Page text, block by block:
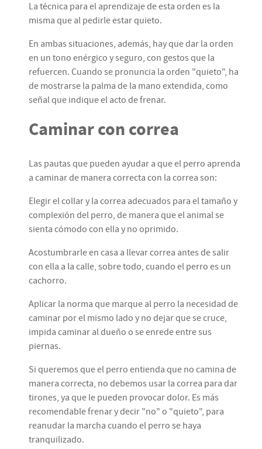
La técnica para el aprendizaje de esta orden es la
misma que al pedirle estar quieto.
En ambas situaciones, además, hay que dar la orden
en un tono enérgico y seguro, con gestos que la
refuercen. Cuando se pronuncia la orden "quieto", ha
de mostrarse la palma de la mano extendida, como
señal que indique el acto de frenar.
Caminar con correa
Las pautas que pueden ayudar a que el perro aprenda
a caminar de manera correcta con la correa son:
Elegir el collar y la correa adecuados para el tamaño y
complexión del perro, de manera que el animal se
sienta cómodo con ella y no oprimido.
Acostumbrarle en casa a llevar correa antes de salir
con ella a la calle, sobre todo, cuando el perro es un
cachorro.
Aplicar la norma que marque al perro la necesidad de
caminar por el mismo lado y no dejar que se cruce,
impida caminar al dueño o se enrede entre sus
piernas.
Si queremos que el perro entienda que no camina de
manera correcta, no debemos usar la correa para dar
tirones, ya que le pueden provocar dolor. Es más
recomendable frenar y decir "no" o "quieto", para
reanudar la marcha cuando el perro se haya
tranquilizado.